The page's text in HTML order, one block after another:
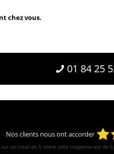
chez vous.
01 84 25
Nos clients nous ont accorder
sur un total de 5 notre note moyenne est de 5